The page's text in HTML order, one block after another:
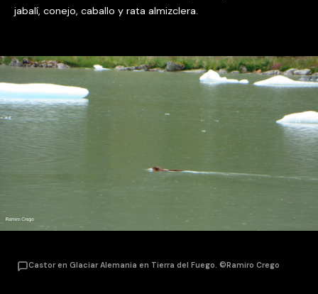
jabalí, conejo, caballo y rata almizclera.
Castor en Glaciar Alemania en Tierra del Fuego. ©Ramiro Crego